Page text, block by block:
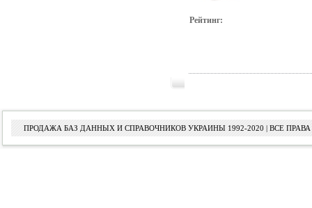
Рейтинг:
ПРОДАЖА БАЗ ДАННЫХ И СПРАВОЧНИКОВ УКРАИНЫ 1992-2020 | ВСЕ